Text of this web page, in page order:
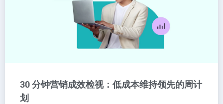
30 分钟营销成效检视：低成本维持领先的周计
划